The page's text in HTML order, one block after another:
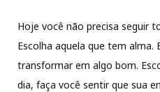
Hoje você não precisa seguir
Escolha aquela que tem alma.
transformar em algo bom.
dia, faça você sentir que sua